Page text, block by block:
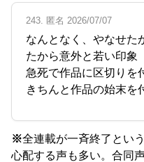
243. 匿名 2026/07/07
なんとなく、やなせた
たから意外と若い印象
急死で作品に区切りを
きちんと作品の始末を
※全連載が一斉終了とい
心配する声も多い。合同